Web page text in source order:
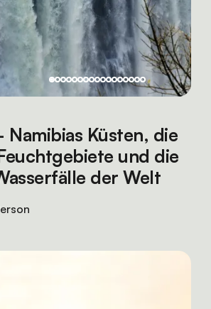
Namibias Küsten, die
und die
der Welt